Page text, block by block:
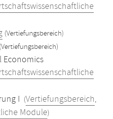
(Vertiefungsbereich)
(Vertiefungsbereich)
I (Vertiefungsbereich,
Module)